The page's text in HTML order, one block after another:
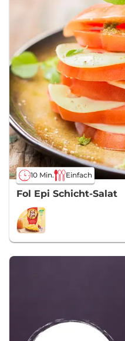
10 Min. Einfach
Fol Epi Schicht-Salat